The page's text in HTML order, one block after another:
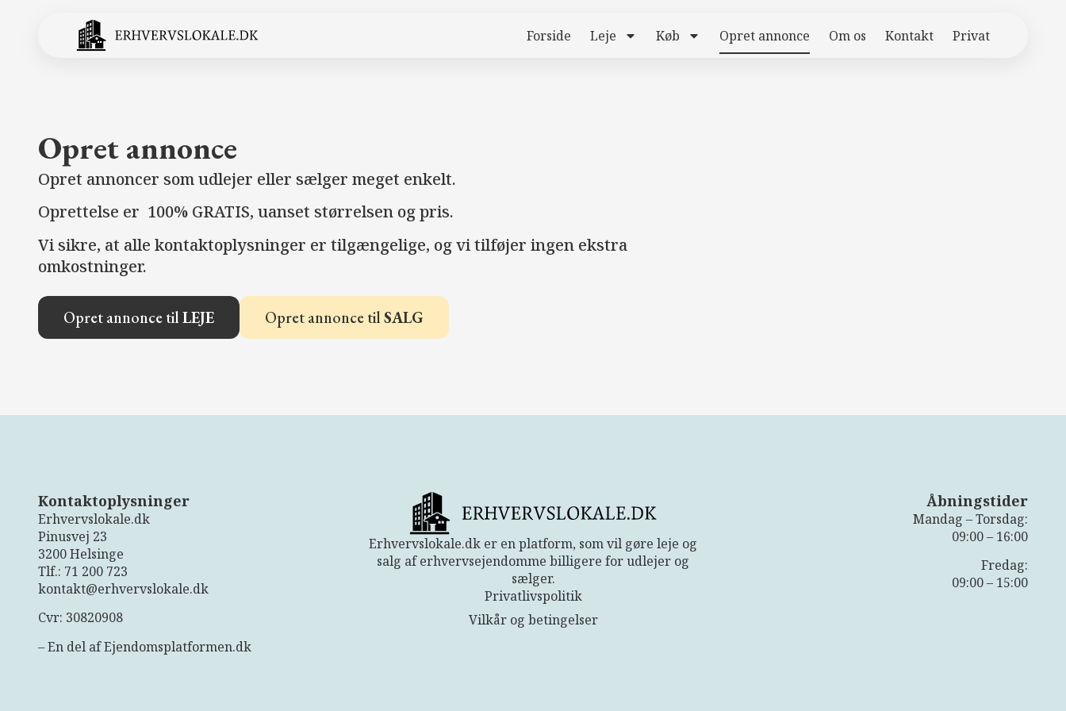
Forside Leje Køb Opret annonce Om os Kontakt Privat
Opret annonce
Opret annoncer som udlejer eller sælger meget enkelt.
Oprettelse er 100% GRATIS, uanset størrelsen og pris.
Vi sikre, at alle kontaktoplysninger er tilgængelige, og vi tilføjer ingen ekstra
omkostninger.
Opret annonce tilLEJE Opret annonce tilSALG
Kontaktoplysninger
Erhvervslokale.dk
Pinusvej 23
3200 Helsinge
Tlf.: 71 200 723
kontakt@erhvervslokale.dk
Cvr: 30820908
– En del af Ejendomsplatformen.dk
Erhvervslokale.dk er en platform, som vil gøre leje og
salg af erhvervsejendomme billigere for udlejer og
sælger.
Privatlivspolitik
Vilkår og betingelser
Åbningstider
Mandag – Torsdag:
09:00 – 16:00
Fredag:
09:00 – 15:00